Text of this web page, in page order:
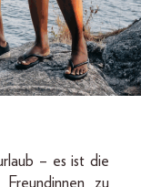
– es ist die
zu